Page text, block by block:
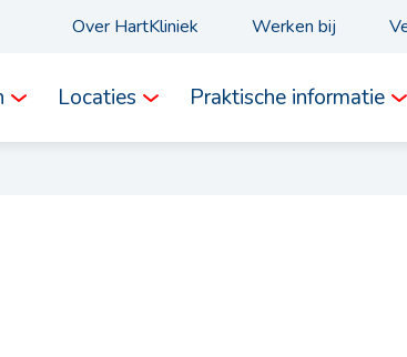
Over HartKliniek Werken bij
Locaties Praktische informatie